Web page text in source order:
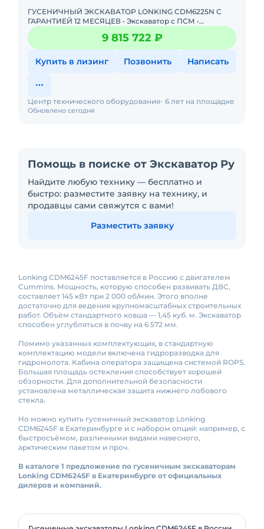
ГУСЕНИЧНЫЙ ЭКСКАВАТОР LONKING CDM6225N С
ГАРАНТИЕЙ 12 МЕСЯЦЕВ • Экскаватор с ПСМ •
Доступна покупка в лизинг! Одобрение онлайн за 15
минут Полная предп9 815 722 ₽
Купить в лизинг Позвонить Написать
Обновлено сегодня
Центр технического оборудования 6 лет на площадке
Помощь в поиске от Экскаватор Ру
Найдите любую технику — бесплатно и
быстро: разместите заявку на технику, и
продавцы сами свяжутся с вами!
Разместить заявку
Lonking CDM6245F поставляется в Россию с двигателем
Cummins. Мощность, которую способен развивать ДВС,
составляет 145 кВт при 2 000 об/мин. Этого вполне
достаточно для ведения крупномасштабных строительных
работ. Объём стандартного ковша — 1,45 куб. м. Экскаватор
способен углубляться в почву на 6 572 мм.
Помимо указанных комплектующих, в стандартную
комплектацию модели включена гидроразводка для
гидромолота. Кабина оператора защищена системой ROPS.
Большая площадь остекления способствует хорошей
обзорности. Для дополнительной безопасности
установлена металлическая защита нижнего лобового
стекла.
Но можно купить гусеничный экскаватор Lonking
CDM6245F в Екатеринбурге и с набором опций: например, с
быстросъёмом, различными видами навесного,
арктическим пакетом и проч.
В каталоге 1 предложение по гусеничным экскаваторам
Lonking CDM6245F в Екатеринбурге от официальных
дилеров и компаний.